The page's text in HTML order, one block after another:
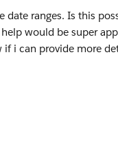
ranges. Is this
would be super
i can provide more